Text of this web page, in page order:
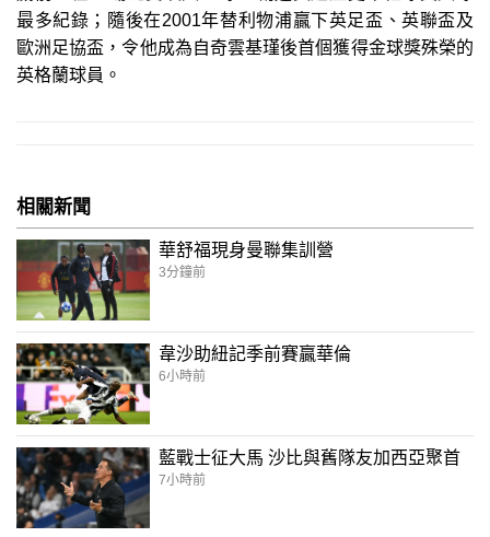
最多紀錄；隨後在2001年替利物浦贏下英足盃、英聯盃及
歐洲足協盃，令他成為自奇雲基瑾後首個獲得金球獎殊榮的
英格蘭球員。
相關新聞
華舒福現身曼聯集訓營
3分鐘前
韋沙助紐記季前賽贏華倫
6小時前
藍戰士征大馬 沙比與舊隊友加西亞聚首
7小時前